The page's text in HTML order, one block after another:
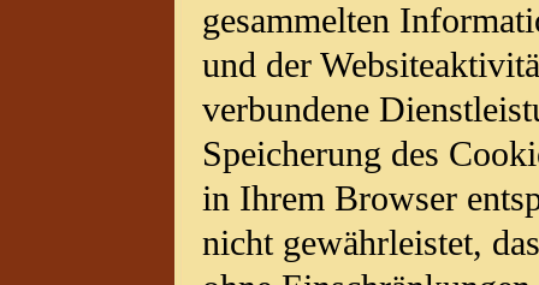
gesammelten
und der
verbundene
Speicherung des
in Ihrem Browser
nicht gewährleistet,